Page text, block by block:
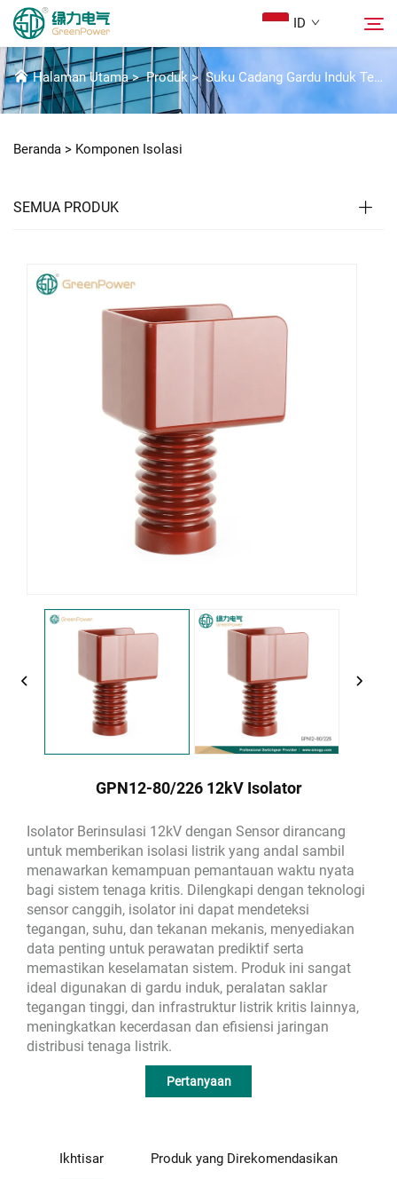
ID
Produk
Tentang Kami
Solusi
KOMPONEN ISOLASI
Halaman Utama>Produk >Suku Cadang Gardu Induk Tegangan Tinggi
Beranda > Komponen Isolasi
SEMUA PRODUK
GPN12-80/226 12kV Isolator
Isolator Berinsulasi 12kV dengan Sensor dirancang
untuk memberikan isolasi listrik yang andal sambil
menawarkan kemampuan pemantauan waktu nyata
bagi sistem tenaga kritis. Dilengkapi dengan teknologi
sensor canggih, isolator ini dapat mendeteksi
tegangan, suhu, dan tekanan mekanis, menyediakan
data penting untuk perawatan prediktif serta
memastikan keselamatan sistem. Produk ini sangat
ideal digunakan di gardu induk, peralatan saklar
tegangan tinggi, dan infrastruktur listrik kritis lainnya,
meningkatkan kecerdasan dan efisiensi jaringan
distribusi tenaga listrik.
Pertanyaan
Ikhtisar Produk yang Direkomendasikan